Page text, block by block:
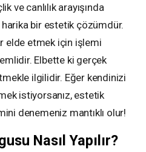
ve canlılık arayışında
harika bir estetik çözümdür.
elde etmek için işlemi
Elbette ki gerçek
ilgilidir. Eğer kendinizi
istiyorsanız, estetik
denemeniz mantıklı olur!
Nasıl Yapılır?